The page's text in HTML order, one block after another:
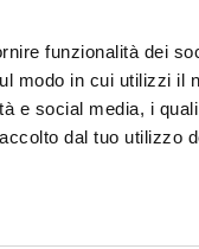
funzionalità dei
modo in cui utilizzi il
e social media, i
dal tuo utilizzo